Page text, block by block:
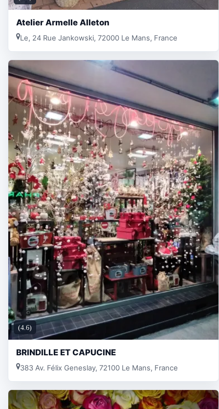
Atelier Armelle Alleton
Le, 24 Rue Jankowski, 72000 Le Mans, France
(4.6)
BRINDILLE ET CAPUCINE
383 Av. Félix Geneslay, 72100 Le Mans, France